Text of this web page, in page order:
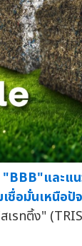
และแ
ชื่อมั่นเหนือปั
รทติ้ง"